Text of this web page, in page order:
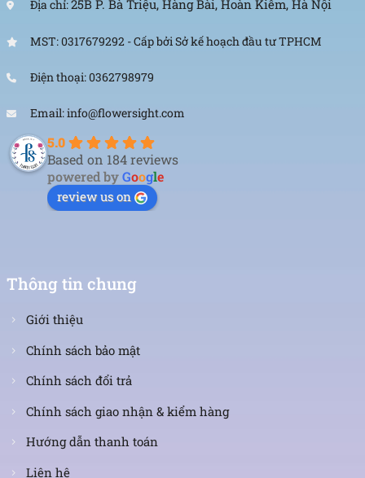
Địa chỉ:25B P. Bà Triệu, Hàng Bài, Hoàn Kiếm, Hà Nội
MST: 0317679292 - Cấp bởi Sở kế hoạch đầu tư TPHCM
Điện thoại: 0362798979
Email: info@flowersight.com
5.0
Based on 184 reviews
powered byGoogle
review us on
Thông tin chung
Giới thiệu
Chính sách bảo mật
Chính sách đổi trả
Chính sách giao nhận & kiểm hàng
Hướng dẫn thanh toán
Liên hệ